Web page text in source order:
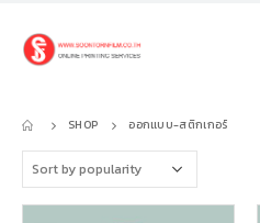
SHOP ออกแบบ-สติกเกอร์